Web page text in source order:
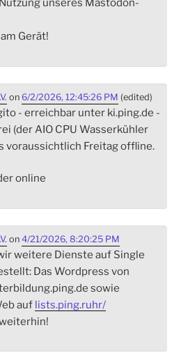
unseres Mastodon-
Gerät!
on 6/2/2026, 12:45:26 PM (edited)
- erreichbar unter ki.ping.de -
(der AIO CPU Wasserkühler
voraussichtlich Freitag offline.
online
on 4/21/2026, 8:20:25 PM
weitere Dienste auf Single
Das Wordpress von
sowie
auf lists.ping.ruhr/